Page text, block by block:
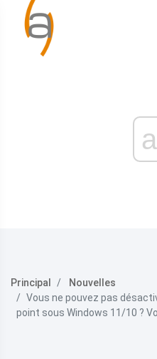
Principal
Nouvelles
Vous ne pouvez pas
point sous Windows 11/10 ?